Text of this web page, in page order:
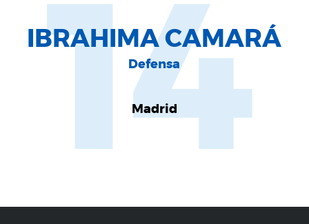
IBRAHIMA CAMARÁ
Defensa
Madrid
14